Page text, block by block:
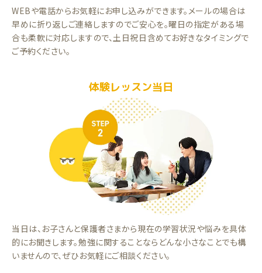
WEBや電話からお気軽にお申し込みができます。メールの場合は
早めに折り返しご連絡しますのでご安心を。曜日の指定がある場
合も柔軟に対応しますので、土日祝日含めてお好きなタイミングで
ご予約ください。
体験レッスン当日
当日は、お子さんと保護者さまから現在の学習状況や悩みを具体
的にお聞きします。勉強に関することならどんな小さなことでも構
いませんので、ぜひお気軽にご相談ください。